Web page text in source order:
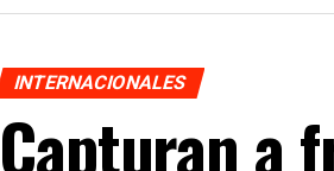
INTERNACIONALES
Capturan a